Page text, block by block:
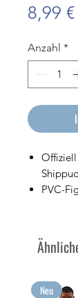
8,99 €
Anzahl *
PVC-
Anime-
Neu